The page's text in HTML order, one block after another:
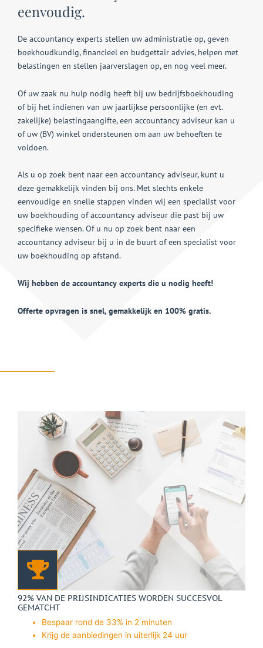
eenvoudig.
De accountancy experts stellen uw administratie op, geven
boekhoudkundig, financieel en budgettair advies, helpen met
belastingen en stellen jaarverslagen op, en nog veel meer.
Of uw zaak nu hulp nodig heeft bij uw bedrijfsboekhouding
of bij het indienen van uw jaarlijkse persoonlijke (en evt.
zakelijke) belastingaangifte, een accountancy adviseur kan u
of uw (BV) winkel ondersteunen om aan uw behoeften te
voldoen.
Als u op zoek bent naar een accountancy adviseur, kunt u
deze gemakkelijk vinden bij ons. Met slechts enkele
eenvoudige en snelle stappen vinden wij een specialist voor
uw boekhouding of accountancy adviseur die past bij uw
specifieke wensen. Of u nu op zoek bent naar een
accountancy adviseur bij u in de buurt of een specialist voor
uw boekhouding op afstand.
Wij hebben de accountancy experts die u nodig heeft!
Offerte opvragen is snel, gemakkelijk en 100% gratis.
92% VAN DE PRIJSINDICATIES WORDEN SUCCESVOL
GEMATCHT
Bespaar rond de 33% in 2 minuten
Krijg de aanbiedingen in uiterlijk 24 uur